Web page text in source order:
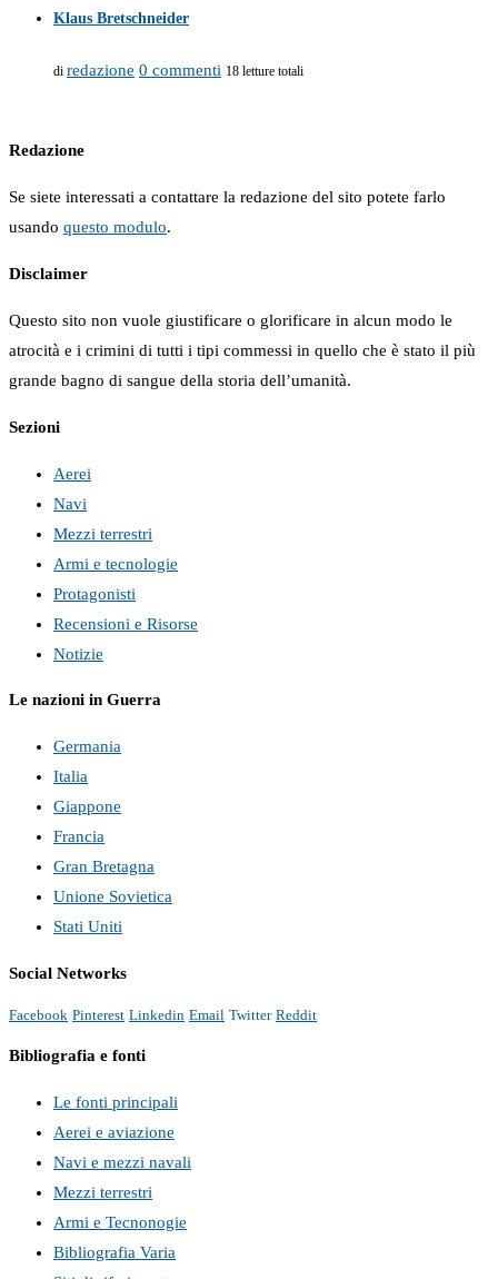
Klaus Bretschneider
di redazione 0 commenti 18 letture totali
Redazione
Se siete interessati a contattare la redazione del sito potete farlo
usando questo modulo.
Disclaimer
Questo sito non vuole giustificare o glorificare in alcun modo le
atrocità e i crimini di tutti i tipi commessi in quello che è stato il più
grande bagno di sangue della storia dell’umanità.
Sezioni
Aerei
Navi
Mezzi terrestri
Armi e tecnologie
Protagonisti
Recensioni e Risorse
Notizie
Le nazioni in Guerra
Germania
Italia
Giappone
Francia
Gran Bretagna
Unione Sovietica
Stati Uniti
Social Networks
Facebook Pinterest Linkedin Email Twitter Reddit
Bibliografia e fonti
Le fonti principali
Aerei e aviazione
Navi e mezzi navali
Mezzi terrestri
Armi e Tecnonogie
Bibliografia Varia